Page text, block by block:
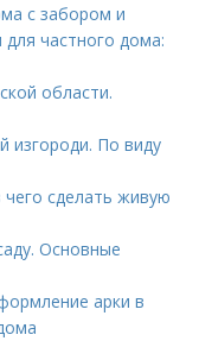
с забором и
для частного дома:
области.
изгороди. По виду
чего сделать живую
Основные
арки в